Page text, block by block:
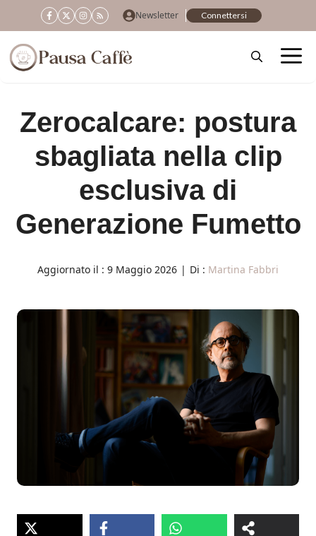
al
contenuto
Newsletter Connettersi
Zerocalcare: postura
sbagliata nella clip
esclusiva di
Generazione Fumetto
Aggiornato il : 9 Maggio 2026 | Di : Martina Fabbri